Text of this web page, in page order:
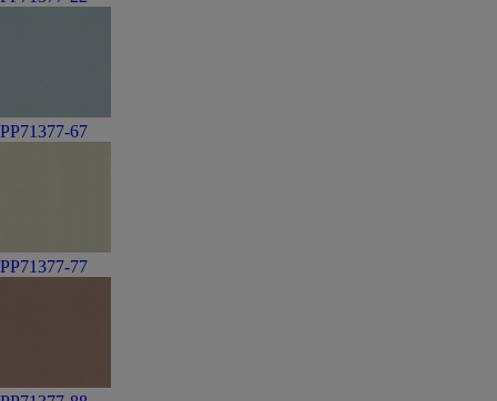
PP71377-67
PP71377-77